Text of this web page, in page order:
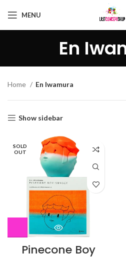
MENU
En
Home En Iwamura
Show sidebar
SOLD
OUT
Pinecone Boy